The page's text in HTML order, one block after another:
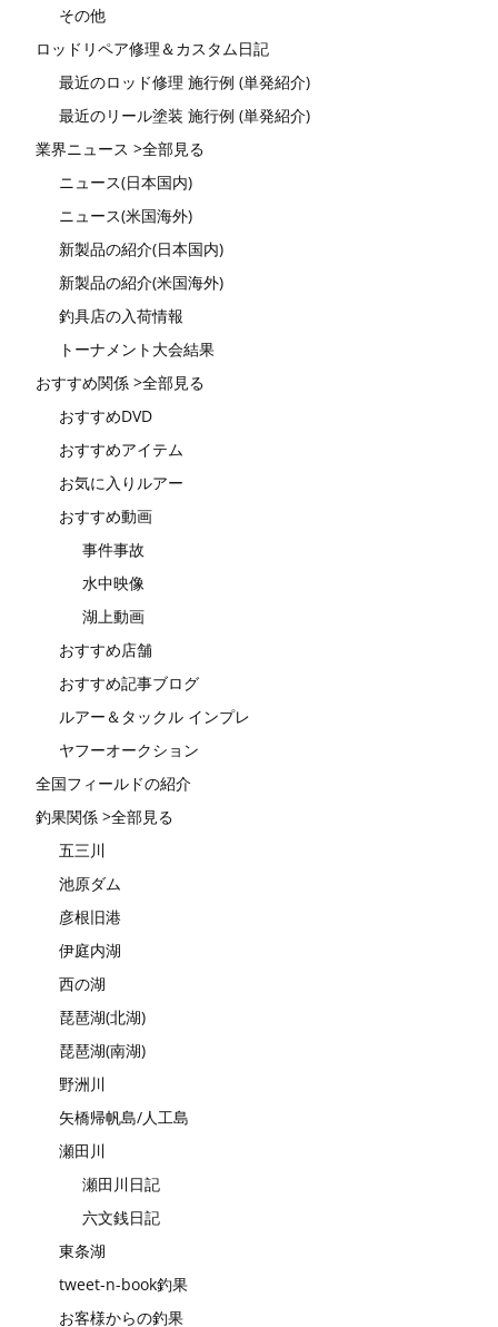
その他
ロッドリペア修理＆カスタム日記
最近のロッド修理 施行例 (単発紹介)
最近のリール塗装 施行例 (単発紹介)
業界ニュース >全部見る
ニュース(日本国内)
ニュース(米国海外)
新製品の紹介(日本国内)
新製品の紹介(米国海外)
釣具店の入荷情報
トーナメント大会結果
おすすめ関係 >全部見る
おすすめDVD
おすすめアイテム
お気に入りルアー
おすすめ動画
事件事故
水中映像
湖上動画
おすすめ店舗
おすすめ記事ブログ
ルアー＆タックル インプレ
ヤフーオークション
全国フィールドの紹介
釣果関係 >全部見る
五三川
池原ダム
彦根旧港
伊庭内湖
西の湖
琵琶湖(北湖)
琵琶湖(南湖)
野洲川
矢橋帰帆島/人工島
瀬田川
瀬田川日記
六文銭日記
東条湖
tweet-n-book釣果
お客様からの釣果